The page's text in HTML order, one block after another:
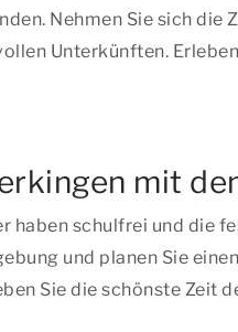
Nehmen Sie sich die
Unterkünften.
mit
haben schulfrei und die
und planen Sie
Sie die schönste Zeit